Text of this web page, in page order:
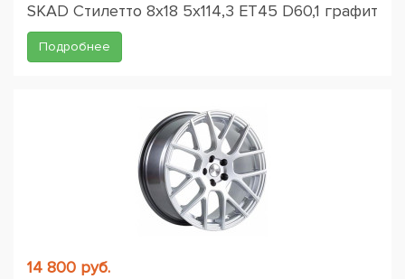
SKAD Стилетто 8x18 5x114,3 ET45 D60,1 графит
Подробнее
14 800 руб.